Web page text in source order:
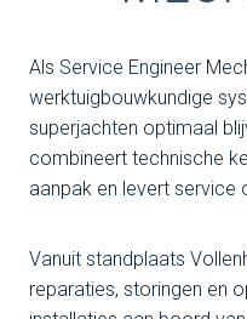
Als Service Engineer
werktuigbouwkundige
superjachten optimaal
combineert technische
aanpak en levert service
Vanuit standplaats
reparaties, storingen en